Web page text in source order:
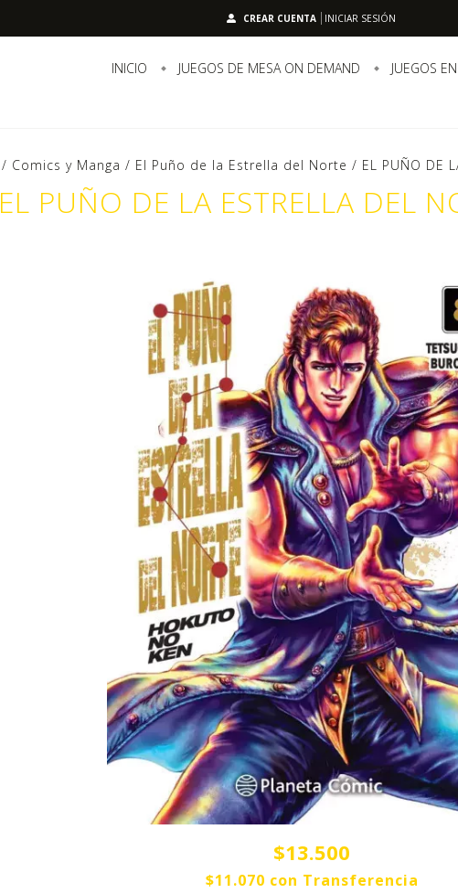
CREAR CUENTA INICIAR SESIÓN
INICIO JUEGOS DE MESA ON DEMAND JUEGOS
/ Comics y Manga / El Puño de la Estrella del Norte / EL PUÑO DE
EL PUÑO DE LA ESTRELLA DEL
$13.500
$11.070 con Transferencia